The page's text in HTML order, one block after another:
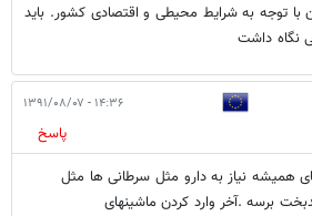
توجه به شرایط محیطی و اقتصادی کشور. باید
نگاه داشت
۱۴:۳۶ - ۱۳۹۱/۰۸/۰۷
پاسخ
همیشه نیاز به دارو مثل سرطانی ها مثل
برسه .آخر وارد کردن ماشینهای